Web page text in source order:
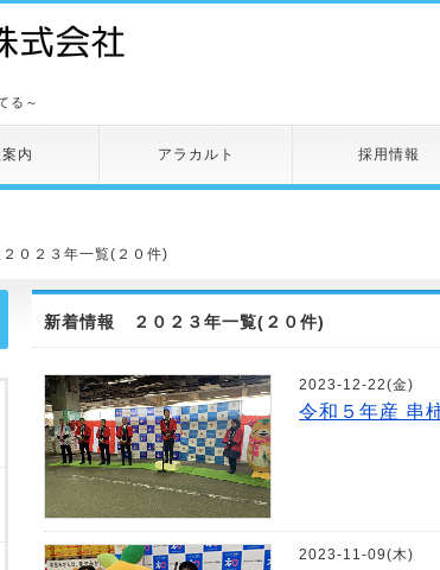
る～
内 アラカルト 採用情報
０２３年一覧(２０件)
新着情報 ２０２３年一覧(２０件)
2023-12-22(金)
令和５年産 串
2023-11-09(木)